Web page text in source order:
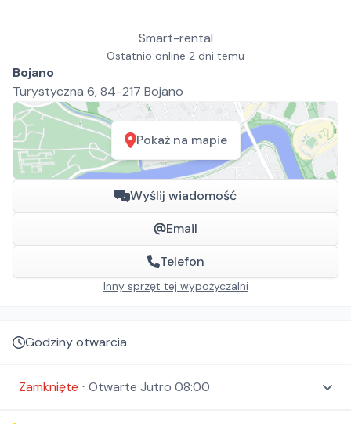
Smart-rental
Ostatnio online 2 dni temu
Bojano
Turystyczna 6, 84-217 Bojano
Pokaż na mapie
Wyślij wiadomość
Email
Telefon
Inny sprzęt tej wypożyczalni
Godziny otwarcia
Zamknięte ⋅ Otwarte Jutro 08:00